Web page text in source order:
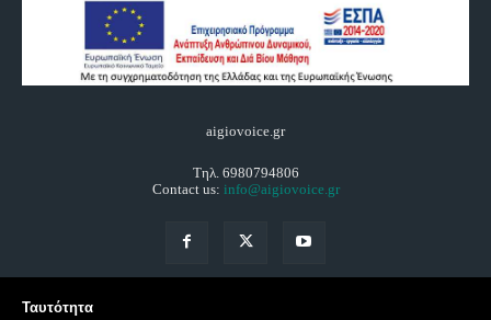
aigiovoice.gr
Τηλ. 6980794806
Contact us: info@aigiovoice.gr
Ταυτότητα